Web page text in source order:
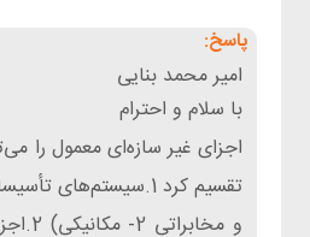
امیر محمد بنایی
با سلام و احترام
اجزای غیر سازه‌ای معمول را
و